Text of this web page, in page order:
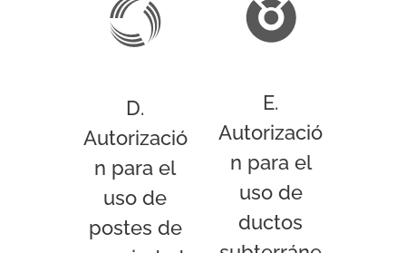
D.
Autorizació
n para el
uso de
postes de
E.
Autorizació
n para el
uso de
ductos